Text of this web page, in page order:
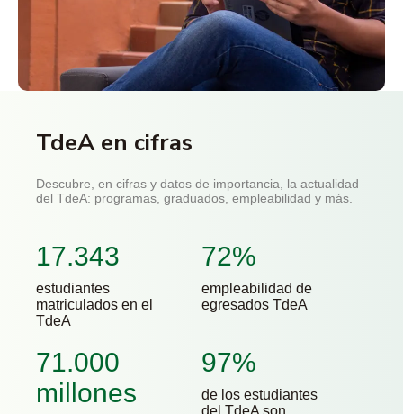
TdeA en cifras
Descubre, en cifras y datos de importancia, la actualidad
del TdeA: programas, graduados, empleabilidad y más.
17.343
estudiantes
matriculados en el
TdeA
72%
empleabilidad de
egresados TdeA
71.000
millones
97%
de los estudiantes
del TdeA son